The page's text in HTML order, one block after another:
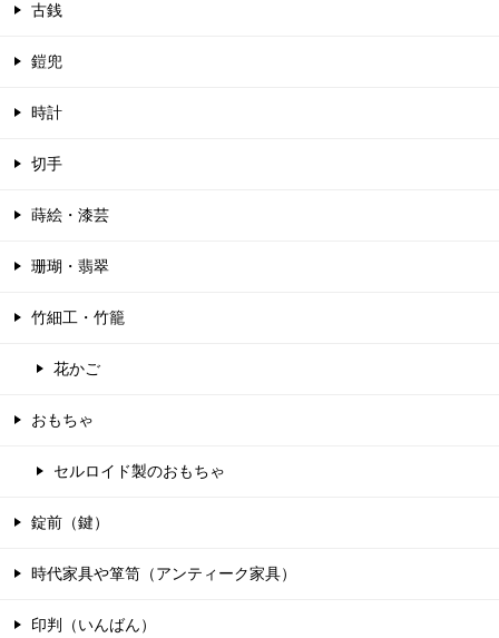
古銭
鎧兜
時計
切手
蒔絵・漆芸
珊瑚・翡翠
竹細工・竹籠
花かご
おもちゃ
セルロイド製のおもちゃ
錠前（鍵）
時代家具や箪笥（アンティーク家具）
印判（いんばん）